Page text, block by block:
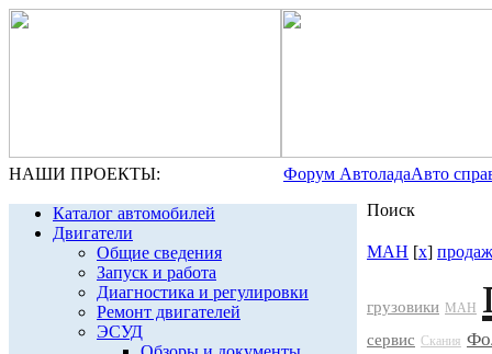
НАШИ ПРОЕКТЫ: Форум АвтоладаАвто
Каталог автомобилей
Двигатели
Общие сведения
Запуск и работа
Диагностика и регулировки
Ремонт двигателей
ЭСУД
Поиск
МАН [x]
грузовики МАН
сервис Скания